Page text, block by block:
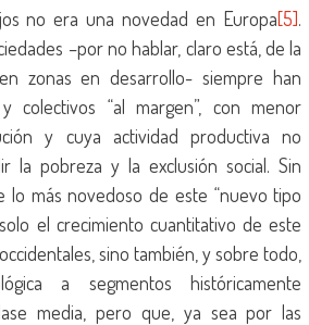
no era una novedad en Europa[5].
–por no hablar, claro está, de la
zonas en desarrollo- siempre han
colectivos “al margen”, con menor
y cuya actividad productiva no
la pobreza y la exclusión social. Sin
lo más novedoso de este “nuevo tipo
el crecimiento cuantitativo de este
sino también, y sobre todo,
a segmentos históricamente
media, pero que, ya sea por las